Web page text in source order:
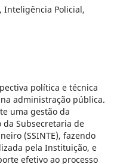
Inteligência Policial,
política e técnica
administração pública.
uma gestão da
Subsecretaria de
(SSINTE), fazendo
pela Instituição, e
efetivo ao processo